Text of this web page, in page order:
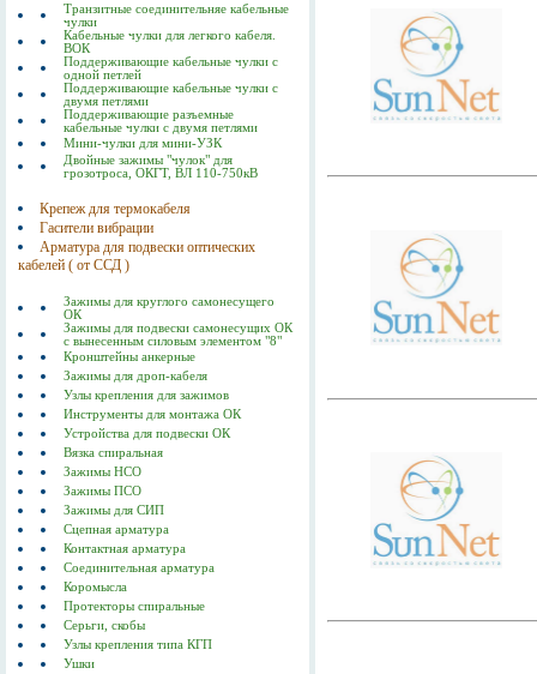
Транзитные соединительняе кабельные
чулки
Кабельные чулки для легкого кабеля.
ВОК
Поддерживающие кабельные чулки с
одной петлей
Поддерживающие кабельные чулки с
двумя петлями
Поддерживающие разъемные
кабельные чулки с двумя петлями
Мини-чулки для мини-УЗК
Двойные зажимы "чулок" для
грозотроса, ОКГТ, ВЛ 110-750кВ
Крепеж для термокабеля
Гасители вибрации
Арматура для подвески оптических
кабелей ( от ССД )
Зажимы для круглого самонесущего
ОК
Зажимы для подвески самонесущих ОК
с вынесенным силовым элементом "8"
Кронштейны анкерные
Зажимы для дроп-кабеля
Узлы крепления для зажимов
Инструменты для монтажа ОК
Устройства для подвески ОК
Вязка спиральная
Зажимы НСО
Зажимы ПСО
Зажимы для СИП
Сцепная арматура
Контактная арматура
Соединительная арматура
Коромысла
Протекторы спиральные
Серьги, скобы
Узлы крепления типа КГП
Ушки